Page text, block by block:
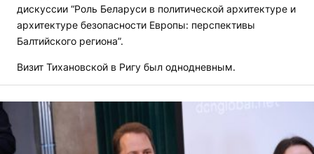
дискуссии “Роль Беларуси в политической архитектуре и
архитектуре безопасности Европы: перспективы
Балтийского региона”.
Визит Тихановской в Ригу был однодневным.